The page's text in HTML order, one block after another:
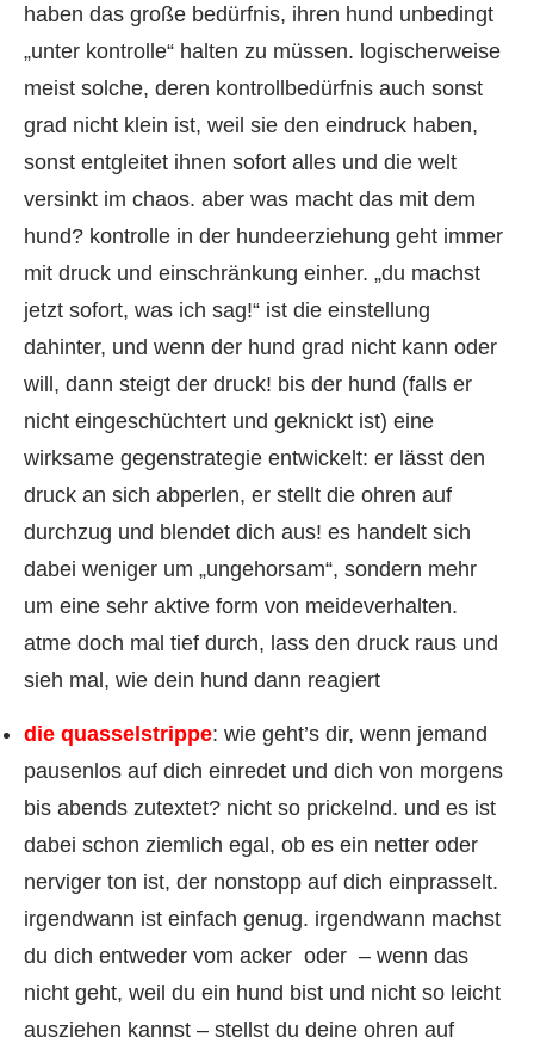
haben das große bedürfnis, ihren hund unbedingt
„unter kontrolle“ halten zu müssen. logischerweise
meist solche, deren kontrollbedürfnis auch sonst
grad nicht klein ist, weil sie den eindruck haben,
sonst entgleitet ihnen sofort alles und die welt
versinkt im chaos. aber was macht das mit dem
hund? kontrolle in der hundeerziehung geht immer
mit druck und einschränkung einher. „du machst
jetzt sofort, was ich sag!“ ist die einstellung
dahinter, und wenn der hund grad nicht kann oder
will, dann steigt der druck! bis der hund (falls er
nicht eingeschüchtert und geknickt ist) eine
wirksame gegenstrategie entwickelt: er lässt den
druck an sich abperlen, er stellt die ohren auf
durchzug und blendet dich aus! es handelt sich
dabei weniger um „ungehorsam“, sondern mehr
um eine sehr aktive form von meideverhalten.
atme doch mal tief durch, lass den druck raus und
sieh mal, wie dein hund dann reagiert
die quasselstrippe: wie geht’s dir, wenn jemand
pausenlos auf dich einredet und dich von morgens
bis abends zutextet? nicht so prickelnd. und es ist
dabei schon ziemlich egal, ob es ein netter oder
nerviger ton ist, der nonstopp auf dich einprasselt.
irgendwann ist einfach genug. irgendwann machst
du dich entweder vom acker oder – wenn das
nicht geht, weil du ein hund bist und nicht so leicht
ausziehen kannst – stellst du deine ohren auf